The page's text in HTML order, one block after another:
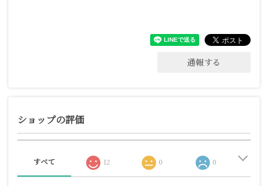
通報する
ショップの評価
すべて 12 0 0